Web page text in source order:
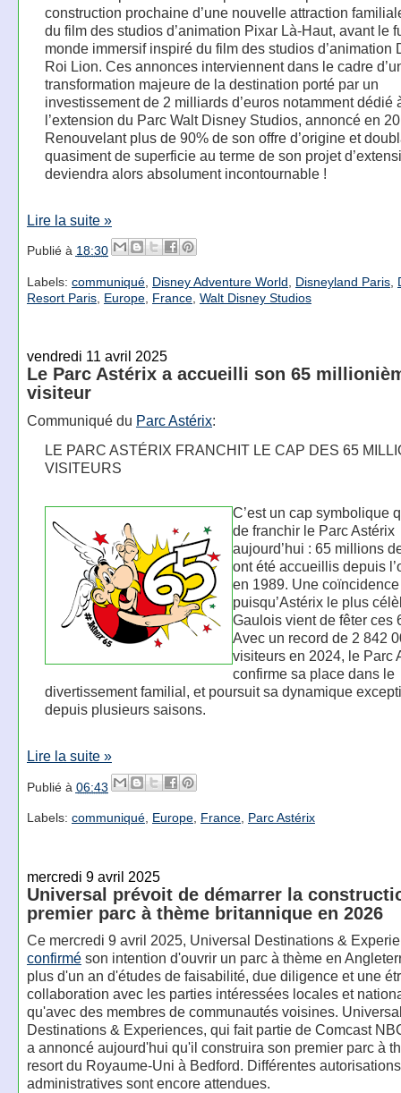
construction prochaine d’une nouvelle attraction
du film des studios d’animation Pixar Là-Haut, avant le
monde immersif inspiré du film des studios d’animation
Roi Lion. Ces annonces interviennent dans le cadre
transformation majeure de la destination porté par un
investissement de 2 milliards d’euros notamment dédié
l’extension du Parc Walt Disney Studios, annoncé en
Renouvelant plus de 90% de son offre d’origine et
quasiment de superficie au terme de son projet
deviendra alors absolument incontournable !
Lire la suite »
Publié à 18:30
Labels: communiqué, Disney Adventure World Disneyland Paris,
Resort Paris, Europe, France, Walt Disney Studios
vendredi 11 avril 2025
Le Parc Astérix a accueilli son 65
visiteur
Communiqué du Parc Astérix:
LE PARC ASTÉRIX FRANCHIT LE CAP DES 65
VISITEURS
C’est un cap symbolique
de franchir le Parc Astérix
aujourd’hui : 65 millions
ont été accueillis depuis
en 1989. Une coïncidence
puisqu’Astérix le plus
Gaulois vient de fêter ces
Avec un record de 2 842
visiteurs en 2024, le Parc
confirme sa place dans le
divertissement familial, et poursuit sa dynamique
depuis plusieurs saisons.
Lire la suite »
Publié à 06:43
Labels: communiqué, Europe, France, Parc Astérix
mercredi 9 avril 2025
Universal prévoit de démarrer la
premier parc à thème britannique en 2026
Ce mercredi 9 avril 2025, Universal Destinations &
confirméson intention d'ouvrir un parc à thème en
plus d'un an d'études de faisabilité, due diligence et une
collaboration avec les parties intéressées locales et
qu'avec des membres de communautés voisines.
Destinations & Experiences, qui fait partie de Comcast
a annoncé aujourd'hui qu'il construira son premier parc à
resort du Royaume-Uni à Bedford. Différentes autorisations
administratives sont encore attendues.